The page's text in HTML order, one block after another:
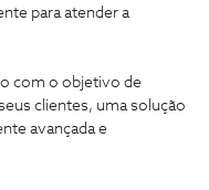
para atender a
com o objetivo de
clientes, uma solução
avançada e